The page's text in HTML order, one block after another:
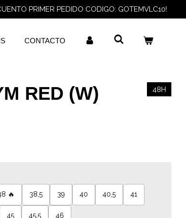
PRIMER PEDIDO CODIGO: GOTEMVLC10!
CONTACTO
RED (W) 48H
🔥 38,5 39 40 40,5 41
45 45,5 46